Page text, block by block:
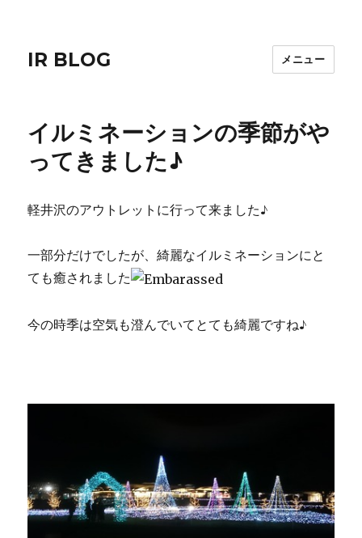
IR BLOG メニュー
イルミネーションの季節がや
ってきました♪
軽井沢のアウトレットに行って来ました♪
一部分だけでしたが、綺麗なイルミネーションにと
ても癒されました
今の時季は空気も澄んでいてとても綺麗ですね♪